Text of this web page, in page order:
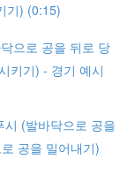
기) (0:15)
으로 공을 뒤로 당
키기) - 경기 예시
(발바닥으로 공을
공을 밀어내기)